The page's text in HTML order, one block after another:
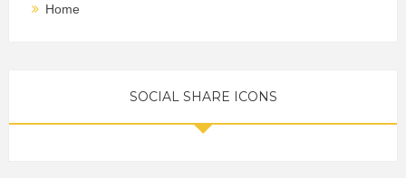
Home
SOCIAL SHARE ICONS